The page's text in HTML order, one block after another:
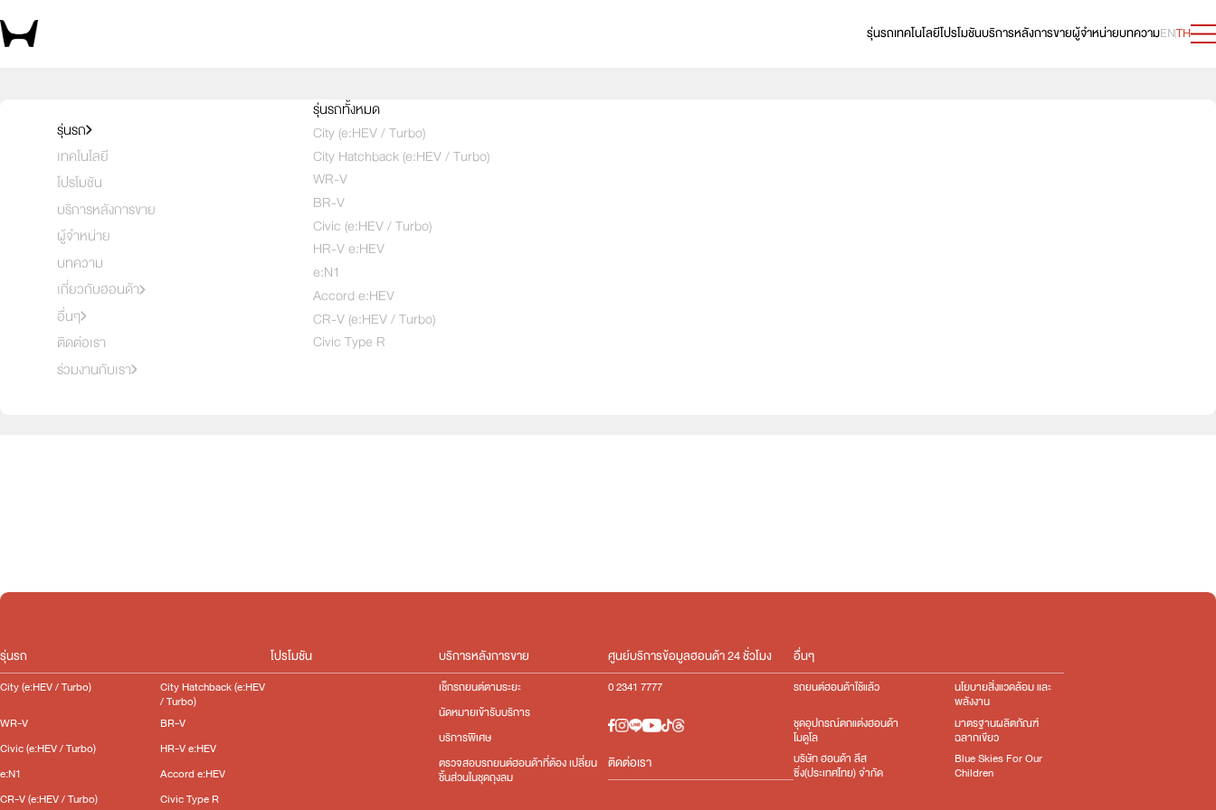
รุ่นรถเทคโนโลยีโปรโมชันบริการหลังการขายผู้จำหน่ายบทความENTH
รุ่นรถ
เทคโนโลยี
โปรโมชัน
บริการหลังการขาย
ผู้จำหน่าย
บทความ
เกี่ยวกับฮอนด้า
อื่นๆ
ติดต่อเรา
ร่วมงานกับเรา
รุ่นรถทั้งหมด
City (e:HEV / Turbo)
City Hatchback (e:HEV / Turbo)
WR-V
BR-V
Civic (e:HEV / Turbo)
HR-V e:HEV
e:N1
Accord e:HEV
CR-V (e:HEV / Turbo)
Civic Type R
สัมผัสความสปอร์ต ด้วยตัวคุณเอง ทดลองขับเลย!
เลือกคันที่ใช่
รุ่นรถ
City (e:HEV / Turbo) City Hatchback (e:HEV
/ Turbo)
WR-V
BR-V
Civic (e:HEV / Turbo)
HR-V e:HEV
e:N1
Accord e:HEV
CR-V (e:HEV / Turbo)
Civic Type R
โปรโมชัน บริการหลังการขาย
เช็กรถยนต์ตามระยะ
นัดหมายเข้ารับบริการ
บริการพิเศษ
ตรวจสอบรถยนต์ฮอนด้าที่ต้อง เปลี่ยน
ชิ้นส่วนในชุดถุงลม
ศูนย์บริการข้อมูลฮอนด้า 24 ชั่วโมง
0 2341 7777
ติดต่อเรา
อื่นๆ
รถยนต์ฮอนด้าใช้แล้ว นโยบายสิ่งแวดล้อม และ
พลังงาน
ชุดอุปกรณ์ตกแต่ง​ฮอนด้า
โมดูโล
มาตรฐานผลิตภัณฑ์
ฉลากเขียว
บริษัท ฮอนด้า ลีส
ซิ่ง(ประเทศไทย) จำกัด
Blue Skies For Our
Children